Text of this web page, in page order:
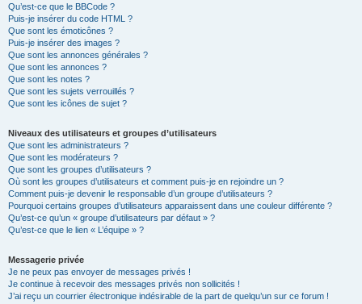
Qu’est-ce que le BBCode ?
Puis-je insérer du code HTML ?
Que sont les émoticônes ?
Puis-je insérer des images ?
Que sont les annonces générales ?
Que sont les annonces ?
Que sont les notes ?
Que sont les sujets verrouillés ?
Que sont les icônes de sujet ?
Niveaux des utilisateurs et groupes d’utilisateurs
Que sont les administrateurs ?
Que sont les modérateurs ?
Que sont les groupes d’utilisateurs ?
Où sont les groupes d’utilisateurs et comment puis-je en rejoindre un ?
Comment puis-je devenir le responsable d’un groupe d’utilisateurs ?
Pourquoi certains groupes d’utilisateurs apparaissent dans une couleur différente ?
Qu’est-ce qu’un « groupe d’utilisateurs par défaut » ?
Qu’est-ce que le lien « L’équipe » ?
Messagerie privée
Je ne peux pas envoyer de messages privés !
Je continue à recevoir des messages privés non sollicités !
J’ai reçu un courrier électronique indésirable de la part de quelqu’un sur ce forum !